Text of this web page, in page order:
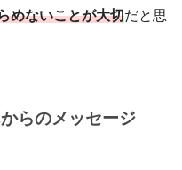
めないことが大切だと思
らのメッセージ